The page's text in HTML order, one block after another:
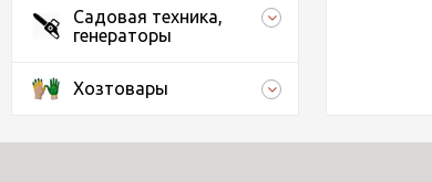
Садовая техника,
генераторы
Хозтовары